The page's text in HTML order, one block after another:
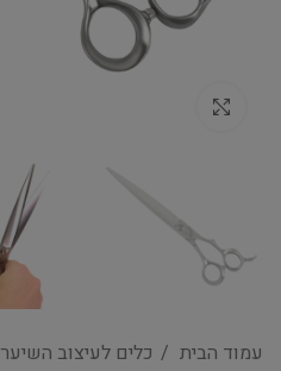
עמוד הבית כלים לעיצוב השיער